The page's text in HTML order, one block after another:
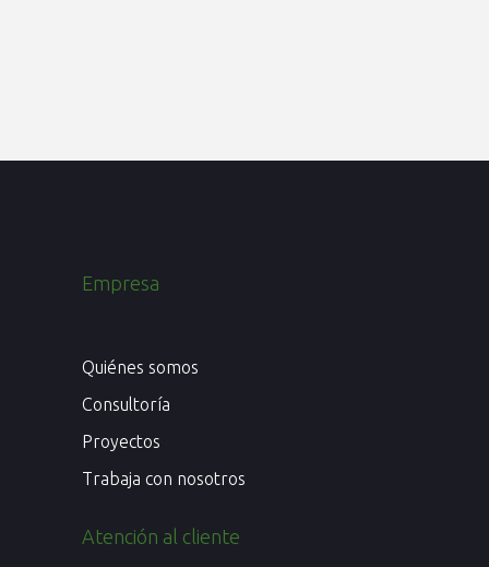
Empresa
Quiénes somos
Consultoría
Proyectos
Trabaja con nosotros
Atención al cliente